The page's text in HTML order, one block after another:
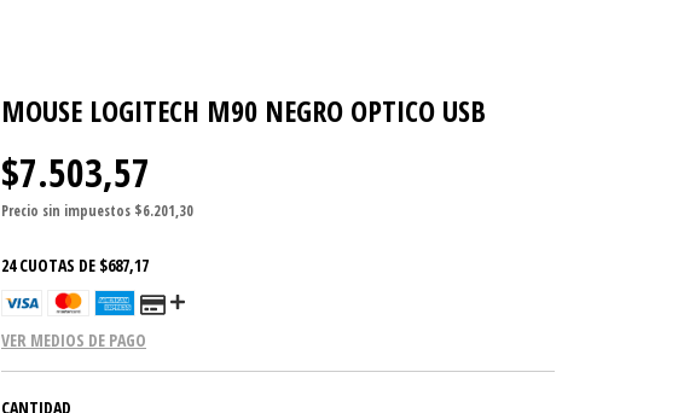
MOUSE LOGITECH M90 NEGRO OPTICO USB
$7.503,57
Precio sin impuestos $6.201,30
24 CUOTAS DE $687,17
VER MEDIOS DE PAGO
CANTIDAD